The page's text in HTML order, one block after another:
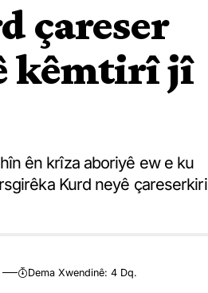
çareser
kêmtirî jî
ên krîza aboriyê ew e ku
Kurd neyê
Dema Xwendinê: 4 Dq.